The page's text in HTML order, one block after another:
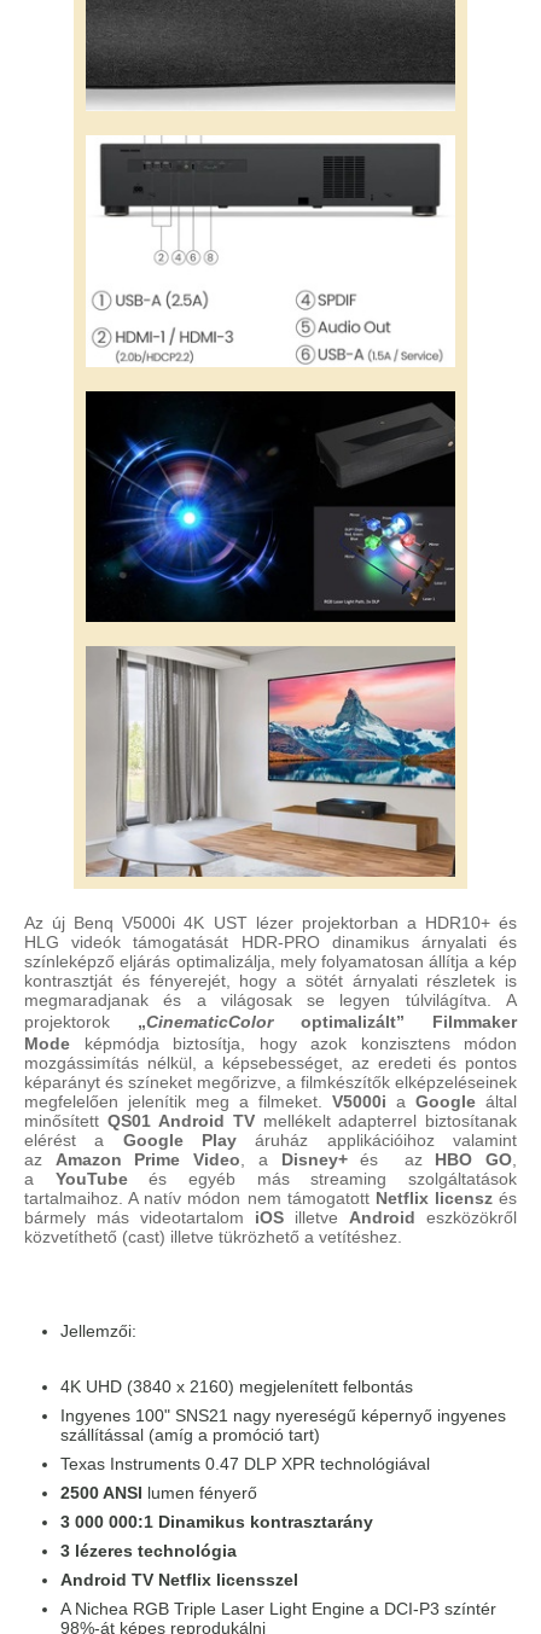
Az új Benq V5000i 4K UST lézer projektorban a HDR10+ és
HLG videók támogatását HDR-PRO dinamikus árnyalati és
színleképző eljárás optimalizálja, mely folyamatosan állítja a kép
kontrasztját és fényerejét, hogy a sötét árnyalati részletek is
megmaradjanak és a világosak se legyen túlvilágítva. A
projektorok „CinematicColoroptimalizált” Filmmaker
Mode képmódja biztosítja, hogy azok konzisztens módon
mozgássimítás nélkül, a képsebességet, az eredeti és pontos
képarányt és színeket megőrizve, a filmkészítők elképzeléseinek
megfelelően jelenítik meg a filmeket. V5000i a Google által
minősített QS01 Android TV mellékelt adapterrel biztosítanak
elérést a Google Play áruház applikációihoz valamint
az Amazon Prime Video , a Disney+és az HBO GO
a YouTubeés egyéb más streaming szolgáltatások
tartalmaihoz. A natív módon nem támogatott Netflix licenszés
bármely más videotartalom iOS illetve Android eszközökről
közvetíthető (cast) illetve tükrözhető a vetítéshez.
Jellemzői:
4K UHD (3840 x 2160) megjelenített felbontás
Ingyenes 100" SNS21 nagy nyereségű képernyő ingyenes
szállítással (amíg a promóció tart)
Texas Instruments 0.47 DLP XPR technológiával
2500 ANSI lumen fényerő
3 000 000:1 Dinamikus kontrasztarány
3 lézeres technológia
Android TV Netflix licensszel
A Nichea RGB Triple Laser Light Engine a DCI-P3 színtér
98%-át képes reprodukálni